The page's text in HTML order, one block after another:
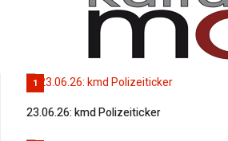
1
23.06.26: kmd Polizeiticker